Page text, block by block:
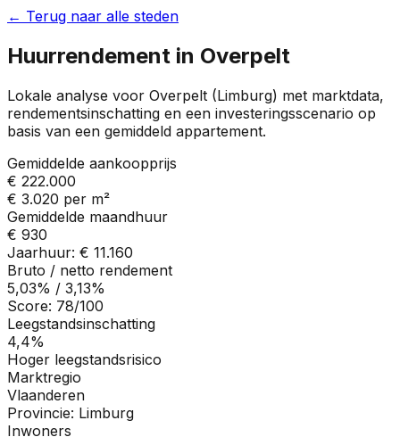
← Terug naar alle steden
Huurrendement in Overpelt
Lokale analyse voor Overpelt (Limburg) met marktdata,
rendementsinschatting en een investeringsscenario op
basis van een gemiddeld appartement.
Gemiddelde aankoopprijs
€ 222.000
€ 3.020 per m²
Gemiddelde maandhuur
€ 930
Jaarhuur: € 11.160
Bruto / netto rendement
5,03% / 3,13%
Score: 78/100
Leegstandsinschatting
4,4%
Hoger leegstandsrisico
Marktregio
Vlaanderen
Provincie: Limburg
Inwoners